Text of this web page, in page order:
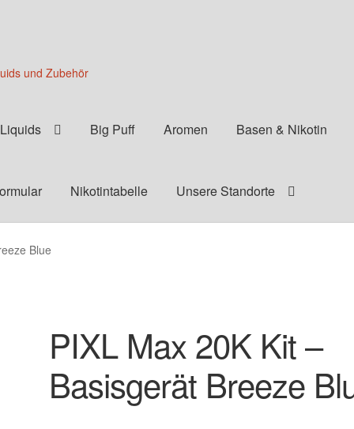
und Zubehör
Liquids Big Puff Aromen Basen & Nikotin
Nikotintabelle Unsere Standorte
Blue
PIXL Max 20K Kit –
Basisgerät Breeze